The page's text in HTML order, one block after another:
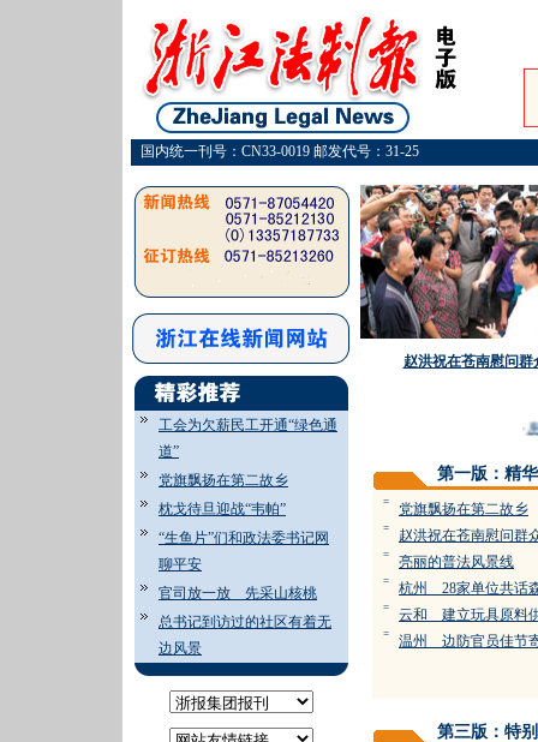
国内统一刊号：CN33-0019 邮发代号：31-25
工会为欠薪民工开通“绿色通
道”
党旗飘扬在第二故乡
枕戈待旦迎战“韦帕”
“生鱼片”们和政法委书记网
聊平安
官司放一放 先采山核桃
总书记到访过的社区有着无
边风景
赵洪祝在苍南慰问群
第一版：精
= 党旗飘扬在第二故乡
= 赵洪祝在苍南慰问群
= 亮丽的普法风景线
= 杭州 28家单位共话
= 云和 建立玩具原料
= 温州 边防官员佳节
第三版：特